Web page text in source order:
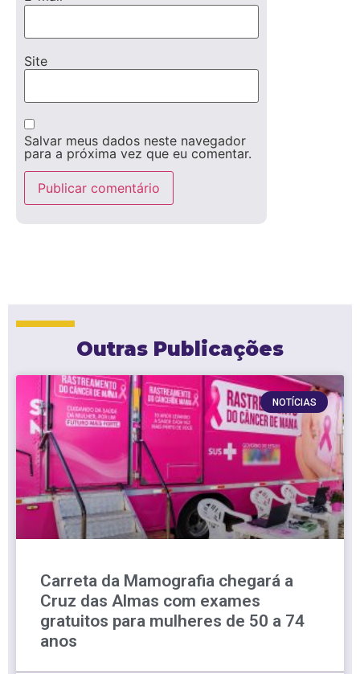
Site
Salvar meus dados neste navegador
para a próxima vez que eu comentar.
Outras Publicações
NOTÍCIAS
Carreta da Mamografia chegará a
Cruz das Almas com exames
gratuitos para mulheres de 50 a 74
anos